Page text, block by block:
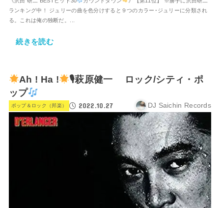
ランキング中！ ジュリーの曲を色分けすると９つのカラー･ジュリーに分類され
る。これは俺の独断だ。...
続きを読む
Ah ! Ha !
🎙萩原健一 ロック/シティ・ポ
ップ
ポップ＆ロック（邦楽） 2022.10.27 DJ Saichin Records